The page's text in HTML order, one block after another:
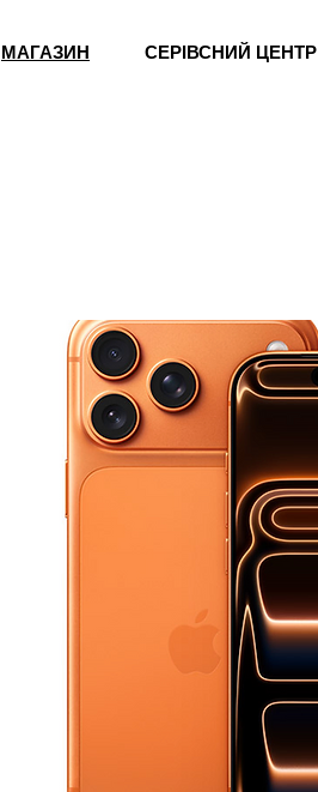
МАГАЗИН СЕРІВСНИЙ ЦЕНТР